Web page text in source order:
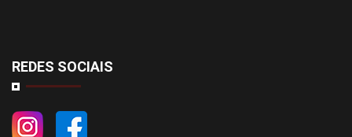
REDES SOCIAIS